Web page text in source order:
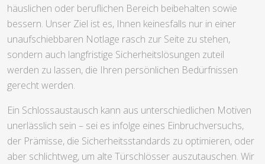
häuslichen oder beruflichen Bereich beibehalten sowie
bessern. Unser Ziel ist es, Ihnen keinesfalls nur in einer
unaufschiebbaren Notlage rasch zur Seite zu stehen,
sondern auch langfristige Sicherheitslösungen zuteil
werden zu lassen, die Ihren persönlichen Bedürfnissen
gerecht werden.
Ein Schlossaustausch kann aus unterschiedlichen Motiven
unerlässlich sein – sei es infolge eines Einbruchversuchs,
der Prämisse, die Sicherheitsstandards zu optimieren, oder
aber schlichtweg, um alte Türschlösser auszutauschen. Wir